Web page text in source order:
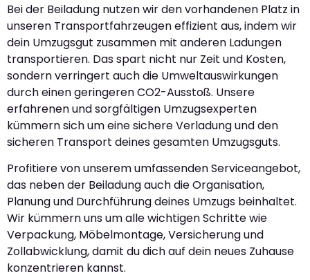
Bei der Beiladung nutzen wir den vorhandenen Platz in
unseren Transportfahrzeugen effizient aus, indem wir
dein Umzugsgut zusammen mit anderen Ladungen
transportieren. Das spart nicht nur Zeit und Kosten,
sondern verringert auch die Umweltauswirkungen
durch einen geringeren CO2-Ausstoß. Unsere
erfahrenen und sorgfältigen Umzugsexperten
kümmern sich um eine sichere Verladung und den
sicheren Transport deines gesamten Umzugsguts.
Profitiere von unserem umfassenden Serviceangebot,
das neben der Beiladung auch die Organisation,
Planung und Durchführung deines Umzugs beinhaltet.
Wir kümmern uns um alle wichtigen Schritte wie
Verpackung, Möbelmontage, Versicherung und
Zollabwicklung, damit du dich auf dein neues Zuhause
konzentrieren kannst.